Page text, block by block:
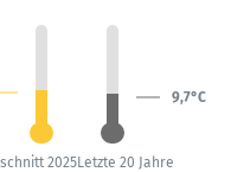
9,7°C
2025Letzte 20 Jahre